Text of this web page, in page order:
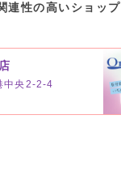
連性の高いショップ
中央2-2-4